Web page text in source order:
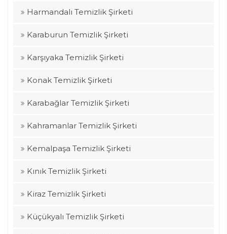
Harmandalı Temizlik Şirketi
Karaburun Temizlik Şirketi
Karşıyaka Temizlik Şirketi
Konak Temizlik Şirketi
Karabağlar Temizlik Şirketi
Kahramanlar Temizlik Şirketi
Kemalpaşa Temizlik Şirketi
Kınık Temizlik Şirketi
Kiraz Temizlik Şirketi
Küçükyalı Temizlik Şirketi